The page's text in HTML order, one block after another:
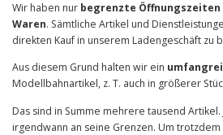
Wir haben nur begrenzte Öffnungszeiten
Waren. Sämtliche Artikel und
direkten Kauf in unserem Ladengeschäft zu
Aus diesem Grund halten wir ein
Modellbahnartikel, z. T. auch in größerer
Das sind in Summe mehrere tausend
irgendwann an seine Grenzen. Um